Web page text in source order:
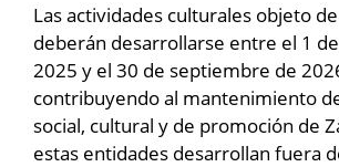
Las actividades culturales objeto
deberán desarrollarse entre el 1
2025 y el 30 de septiembre de
contribuyendo al mantenimiento
social, cultural y de promoción de
estas entidades desarrollan fuera